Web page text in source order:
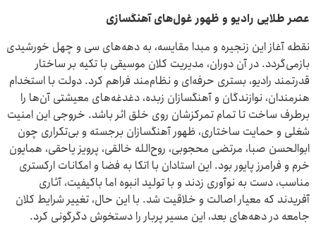
عصر طلایی رادیو و ظهور غول‌های آهنگسازی
نقطه آغاز این زنجیره و مبدا مقایسه، به دهه‌های سی و چهل خورشیدی
بازمی‌گردد. در آن دوران، مدیریت کلان موسیقی با تکیه بر ساختار
قدرتمند رادیو، بستری حرفه‌ای و نظام‌مند فراهم کرد. دولت با استخدام
هنرمندان، نوازندگان و آهنگسازان زبده، دغدغه‌های معیشتی آن‌ها را
برطرف ساخت تا تمام تمرکزشان روی خلق اثر باشد. خروجی این امنیت
شغلی و حمایت ساختاری، ظهور آهنگسازان برجسته و بی‌تکراری چون
ابوالحسن صبا، مرتضی محجوبی، روح‌الله خالقی، پرویز یاحقی، همایون
خرم و فرامرز پایور بود. این استادان با اتکا به فضا و امکانات ارکستری
مناسب، دست به نوآوری زدند و با تولید انبوه اما باکیفیت، آثاری
آفریدند که معیار اصالت و خلاقیت شد. با این حال، تغییر شرایط کلان
جامعه در دهه‌های بعد، این مسیر پربار را دستخوش دگرگونی کرد.